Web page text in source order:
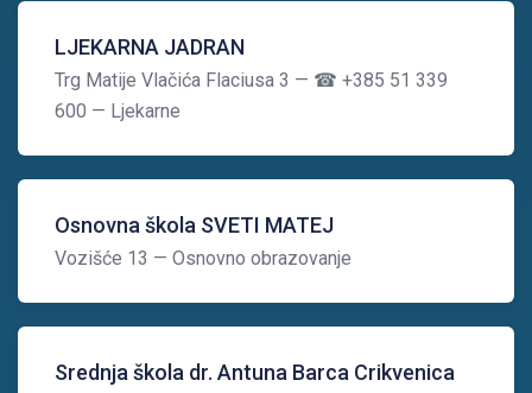
LJEKARNA JADRAN
Trg Matije Vlačića Flaciusa 3 — ☎ +385 51 339
600 — Ljekarne
Osnovna škola SVETI MATEJ
Vozišće 13 — Osnovno obrazovanje
Srednja škola dr. Antuna Barca Crikvenica